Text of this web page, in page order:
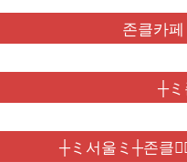
존클카
┼ミ
┼ミ서울ミ┼존클